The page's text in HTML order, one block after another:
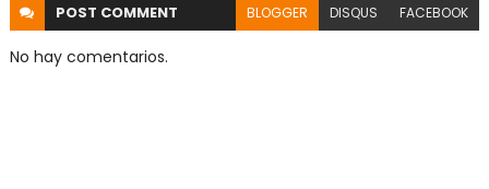
POST COMMENT BLOGGER DISQUS FACEBOOK
No hay comentarios.